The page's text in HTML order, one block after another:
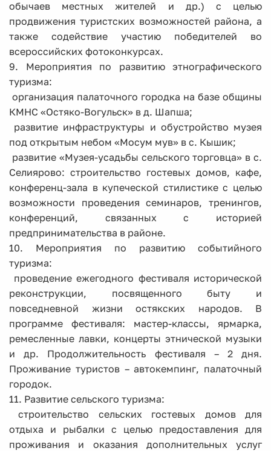
обычаев местных жителей и др.) с целью
продвижения туристских возможностей района, а
также содействие участию победителей во
всероссийских фотоконкурсах.
9. Мероприятия по развитию этнографического
туризма:
­ организация палаточного городка на базе общины
КМНС «Остяко-Вогульск» в д. Шапша;
­ развитие инфраструктуры и обустройство музея
под открытым небом «Мосум мув» в с. Кышик;
­ развитие «Музея-усадьбы сельского торговца» в с.
Селиярово: строительство гостевых домов, кафе,
конференц-зала в купеческой стилистике с целью
возможности проведения семинаров, тренингов,
конференций, связанных с историей
предпринимательства в районе.
10. Мероприятия по развитию событийного
туризма:
­ проведение ежегодного фестиваля исторической
реконструкции, посвященного быту и
повседневной жизни остякских народов. В
программе фестиваля: мастер-классы, ярмарка,
ремесленные лавки, концерты этнической музыки
и др. Продолжительность фестиваля – 2 дня.
Проживание туристов – автокемпинг, палаточный
городок.
11. Развитие сельского туризма:
­ строительство сельских гостевых домов для
отдыха и рыбалки с целью предоставления для
проживания и оказания дополнительных услуг